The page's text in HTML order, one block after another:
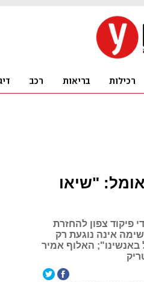
"שיאו
פיקוד צפון להחזרת
אינה נוגעת רק
באנשינו"; האלוף אמיר